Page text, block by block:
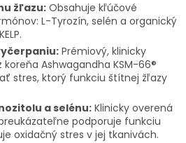
žľazu: Obsahuje kľúčové
L-Tyrozín, selén a organický
Prémiový, klinicky
Ashwagandha KSM-66®
stres, ktorý funkciu štítnej žľazy
a selénu: Klinicky overená
podporuje funkciu
oxidačný stres v jej tkanivách.